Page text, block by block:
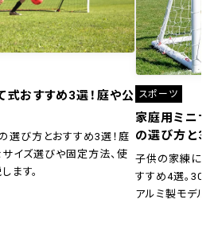
おすすめ3選！庭や公
選び方とおすすめ3選！庭
イズ選びや固定方法、使
ます。
スポーツ
家庭用ミニサ
の選び方と
子供の家練に！
すすめ4選。30
アルミ製モデル